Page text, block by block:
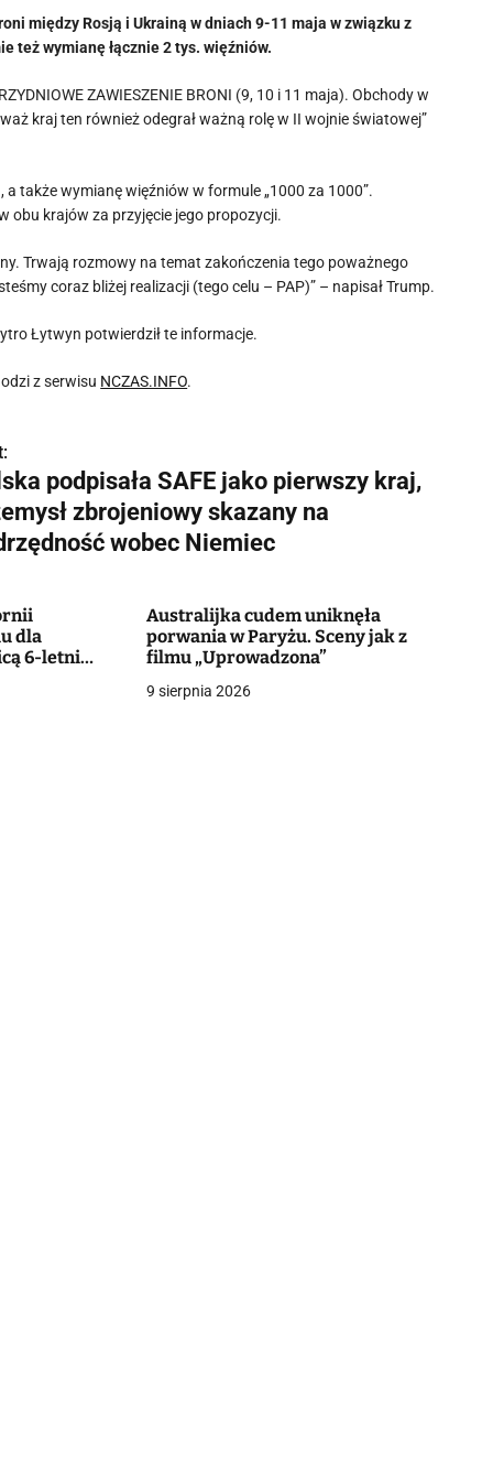
między Rosją i Ukrainą w dniach 9-11 maja w związku z
też wymianę łącznie 2 tys. więźniów.
ZAWIESZENIE BRONI (9, 10 i 11 maja). Obchody w
kraj ten również odegrał ważną rolę w II wojnie światowej”
także wymianę więźniów w formule „1000 za 1000”.
obu krajów za przyjęcie jego propozycji.
Trwają rozmowy na temat zakończenia tego poważnego
coraz bliżej realizacji (tego celu – PAP)” – napisał Trump.
Łytwyn potwierdził te informacje.
z serwisu NCZAS.INFO.
podpisała SAFE jako pierwszy kraj,
zbrojeniowy skazany na
wobec Niemiec
dla
6-letni
Australijka cudem uniknęła
porwania w Paryżu. Sceny jak z
filmu „Uprowadzona”
9 sierpnia 2026